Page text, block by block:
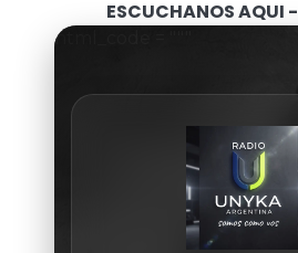
ESCUCHANOS AQUI -